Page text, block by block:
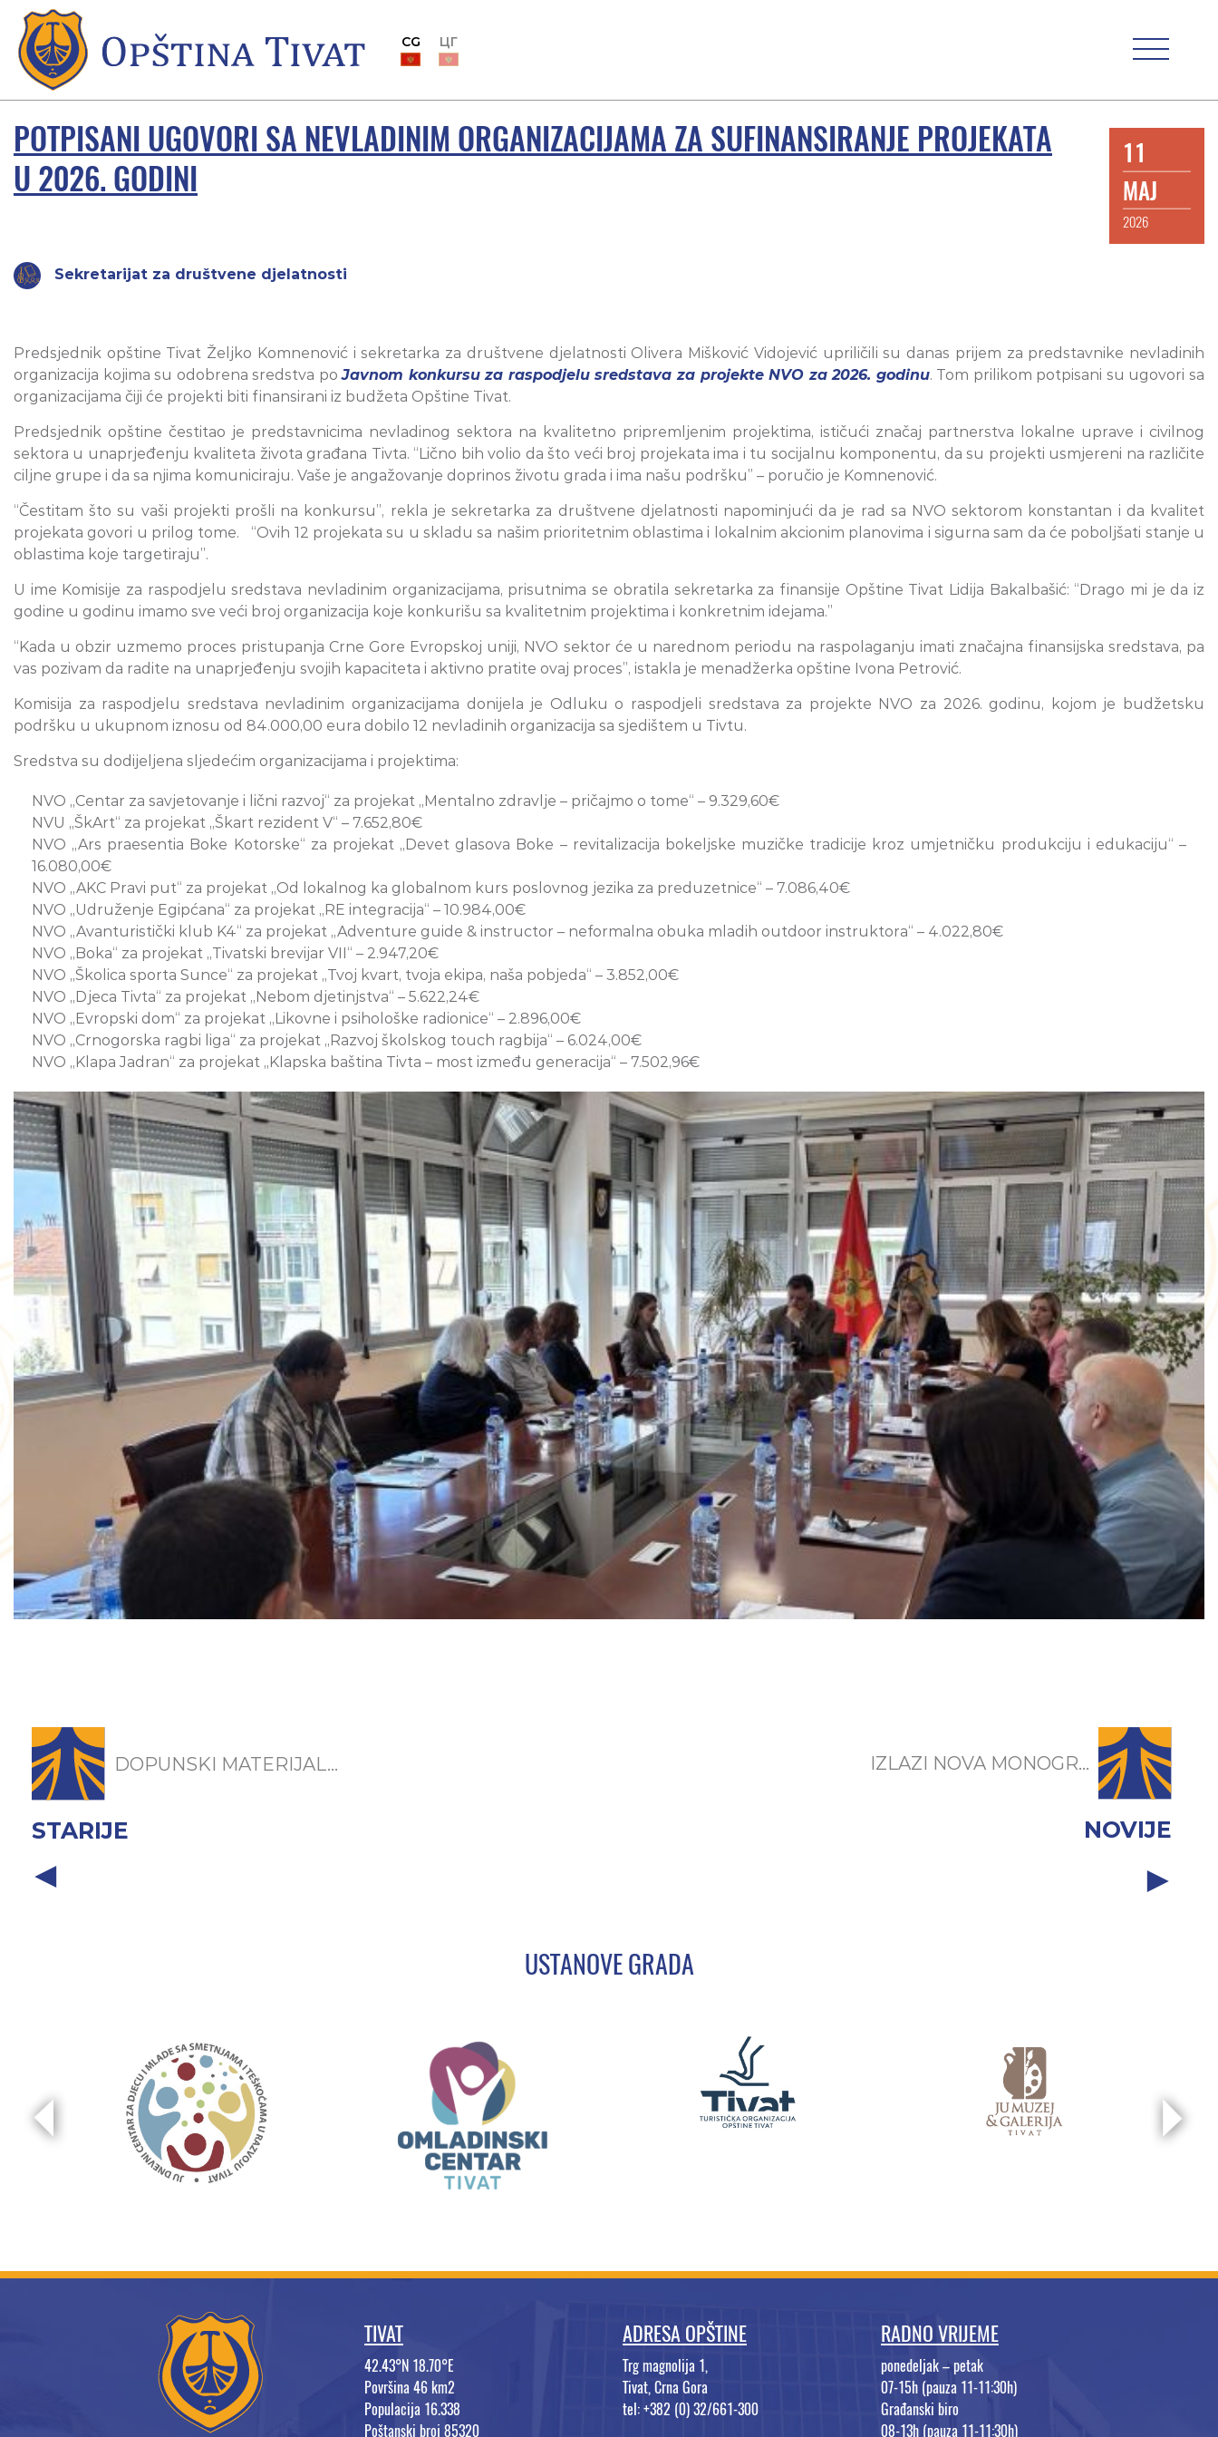
CG ЦГ
POTPISANI UGOVORI SA NEVLADINIM ORGANIZACIJAMA ZA SUFINANSIRANJE PROJEKATA
U 2026. GODINI
11
MAJ
2026
Sekretarijat za društvene djelatnosti
Predsjednik opštine Tivat Željko Komnenović i sekretarka za društvene djelatnosti Olivera Mišković Vidojević upriličili su danas prijem za predstavnike nevladinih
organizacija kojima su odobrena sredstva poJavnom konkursu za raspodjelu sredstava za projekte NVO za 2026. godinu. Tom prilikom potpisani su ugovori sa
organizacijama čiji će projekti biti finansirani iz budžeta Opštine Tivat.
Predsjednik opštine čestitao je predstavnicima nevladinog sektora na kvalitetno pripremljenim projektima, ističući značaj partnerstva lokalne uprave i civilnog
sektora u unaprjeđenju kvaliteta života građana Tivta. “Lično bih volio da što veći broj projekata ima i tu socijalnu komponentu, da su projekti usmjereni na različite
ciljne grupe i da sa njima komuniciraju. Vaše je angažovanje doprinos životu grada i ima našu podršku” – poručio je Komnenović.
“Čestitam što su vaši projekti prošli na konkursu”, rekla je sekretarka za društvene djelatnosti napominjući da je rad sa NVO sektorom konstantan i da kvalitet
projekata govori u prilog tome. “Ovih 12 projekata su u skladu sa našim prioritetnim oblastima i lokalnim akcionim planovima i sigurna sam da će poboljšati stanje u
oblastima koje targetiraju”.
U ime Komisije za raspodjelu sredstava nevladinim organizacijama, prisutnima se obratila sekretarka za finansije Opštine Tivat Lidija Bakalbašić: “Drago mi je da iz
godine u godinu imamo sve veći broj organizacija koje konkurišu sa kvalitetnim projektima i konkretnim idejama.”
“Kada u obzir uzmemo proces pristupanja Crne Gore Evropskoj uniji, NVO sektor će u narednom periodu na raspolaganju imati značajna finansijska sredstava, pa
vas pozivam da radite na unaprjeđenju svojih kapaciteta i aktivno pratite ovaj proces”, istakla je menadžerka opštine Ivona Petrović.
Komisija za raspodjelu sredstava nevladinim organizacijama donijela je Odluku o raspodjeli sredstava za projekte NVO za 2026. godinu, kojom je budžetsku
podršku u ukupnom iznosu od 84.000,00 eura dobilo 12 nevladinih organizacija sa sjedištem u Tivtu.
Sredstva su dodijeljena sljedećim organizacijama i projektima:
NVO „Centar za savjetovanje i lični razvoj“ za projekat „Mentalno zdravlje – pričajmo o tome“ – 9.329,60€
NVU „ŠkArt“ za projekat „Škart rezident V“ – 7.652,80€
NVO „Ars praesentia Boke Kotorske“ za projekat „Devet glasova Boke – revitalizacija bokeljske muzičke tradicije kroz umjetničku produkciju i edukaciju“ –
16.080,00€
NVO „AKC Pravi put“ za projekat „Od lokalnog ka globalnom kurs poslovnog jezika za preduzetnice“ – 7.086,40€
NVO „Udruženje Egipćana“ za projekat „RE integracija“ – 10.984,00€
NVO „Avanturistički klub K4“ za projekat „Adventure guide & instructor – neformalna obuka mladih outdoor instruktora“ – 4.022,80€
NVO „Boka“ za projekat „Tivatski brevijar VII“ – 2.947,20€
NVO „Školica sporta Sunce“ za projekat „Tvoj kvart, tvoja ekipa, naša pobjeda“ – 3.852,00€
NVO „Djeca Tivta“ za projekat „Nebom djetinjstva“ – 5.622,24€
NVO „Evropski dom“ za projekat „Likovne i psihološke radionice“ – 2.896,00€
NVO „Crnogorska ragbi liga“ za projekat „Razvoj školskog touch ragbija“ – 6.024,00€
NVO „Klapa Jadran“ za projekat „Klapska baština Tivta – most između generacija“ – 7.502,96€
DOPUNSKI MATERIJAL...
STARIJE
IZLAZI NOVA MONOGR...
NOVIJE
USTANOVE GRADA
TIVAT
42.43°N 18.70°E
Površina 46 km2
Populacija 16.338
Poštanski broj 85320
ADRESA OPŠTINE
Trg magnolija 1,
Tivat, Crna Gora
tel: +382 (0) 32/661-300
RADNO VRIJEME
ponedeljak – petak
07-15h (pauza 11-11:30h)
Građanski biro
08-13h (pauza 11-11:30h)